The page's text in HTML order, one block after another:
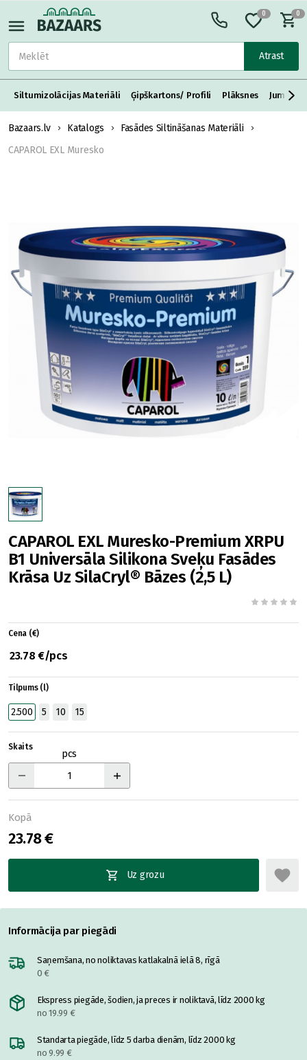
Atrast
0 0
Siltumizolācijas Materiāli Ģipškartons/ Profili Plāksnes Jumta
Bazaars.lv Katalogs
Fasādes Siltināšanas Materiāli
CAPAROL EXL Muresko
CAPAROL EXL Muresko-Premium XRPU
B1 Universāla Silikona Sveķu Fasādes
Krāsa Uz SilaCryl® Bāzes (2,5 L)
Cena (€)
23.78 €/pcs
Tilpums (l)
2.500 5 10 15
Skaits
pcs
Kopā
23.78 €
Uz grozu
Informācija par piegādi
Saņemšana, no noliktavas katlakalnā ielā 8, rīgā
0 €
Ekspress piegāde, šodien, ja preces ir noliktavā, līdz 2000 kg
no 19.99 €
Standarta piegāde, līdz 5 darba dienām, līdz 2000 kg
no 9.99 €